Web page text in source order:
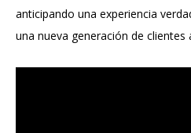
anticipando una experiencia
una nueva generación de